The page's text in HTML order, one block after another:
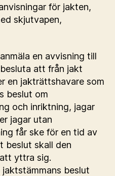
för jakten,
skjutvapen,
en avvisning till
att från jakt
en jakträttshavare som
beslut om
och inriktning, jagar
jagar utan
får ske för en tid av
beslut skall den
yttra sig.
beslut